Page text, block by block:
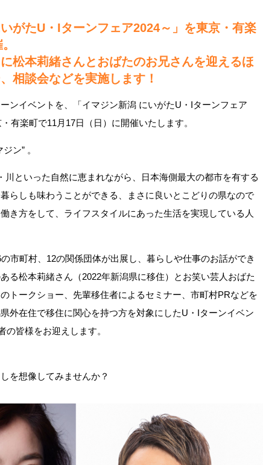
いがたU・Iターンフェア2024～」を東京・有楽
松本莉緒さんとおばたのお兄さんを迎えるほ
相談会などを実施します！
ンイベントを、「イマジン新潟 にいがたU・Iターンフェア
有楽町で11月17日（日）に開催いたします。
ン” 。
川といった自然に恵まれながら、日本海側最大の都市を有する
らしも味わうことができる、まさに良いとこどりの県なので
き方をして、ライフスタイルにあった生活を実現している人
市町村、12の関係団体が出展し、暮らしや仕事のお話ができ
る松本莉緒さん（2022年新潟県に移住）とお笑い芸人おばた
トークショー、先輩移住者によるセミナー、市町村PRなどを
外在住で移住に関心を持つ方を対象にしたU・Iターンイベン
の皆様をお迎えします。
を想像してみませんか？